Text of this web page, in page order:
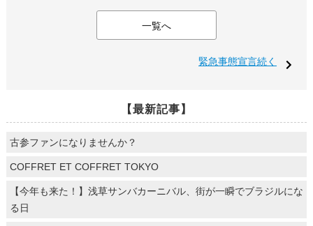
一覧へ
緊急事態宣言続く
【最新記事】
古参ファンになりませんか？
COFFRET ET COFFRET TOKYO
【今年も来た！】浅草サンバカーニバル、街が一瞬でブラジルにな
る日